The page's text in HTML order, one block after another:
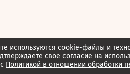
используются cookie-файлы и
свое согласие на
Политикой в отношении обработки